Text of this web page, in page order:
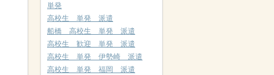
単発
高校生 単発 派遣
船橋 高校生 単発 派遣
高校生 歓迎 単発 派遣
高校生 単発 伊勢崎 派遣
高校生 単発 福岡 派遣